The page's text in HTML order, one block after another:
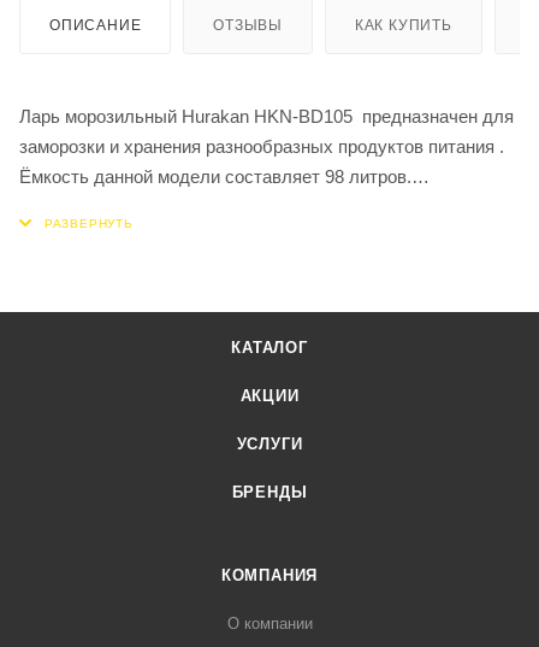
ОПИСАНИЕ ОТЗЫВЫ КАК КУПИТЬ
Ларь морозильный Hurakan HKN-BD105 предназначен для
заморозки и хранения разнообразных продуктов питания .
Ёмкость данной модели составляет 98 литров.
до - 25°С. Оборудование работает на хладагенте R600a.
Глухая крышка (толщина стенок – 8 см) позволяет
Класс потребления энергии A+.
HURAKAN HKN-BD105 отличное решение для склада,
КАТАЛОГ
АКЦИИ
УСЛУГИ
БРЕНДЫ
КОМПАНИЯ
О компании